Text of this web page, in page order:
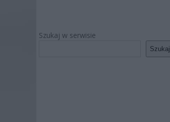
Szukaj w serwisie
Szukaj